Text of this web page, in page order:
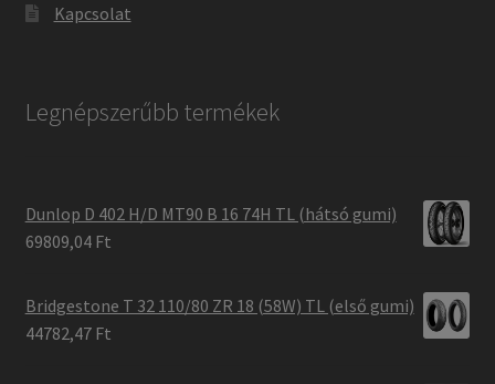
Kapcsolat
Legnépszerűbb termékek
Dunlop D 402 H/D MT90 B 16 74H TL (hátsó gumi)
69809,04 Ft
Bridgestone T 32 110/80 ZR 18 (58W) TL (első gumi)
44782,47 Ft